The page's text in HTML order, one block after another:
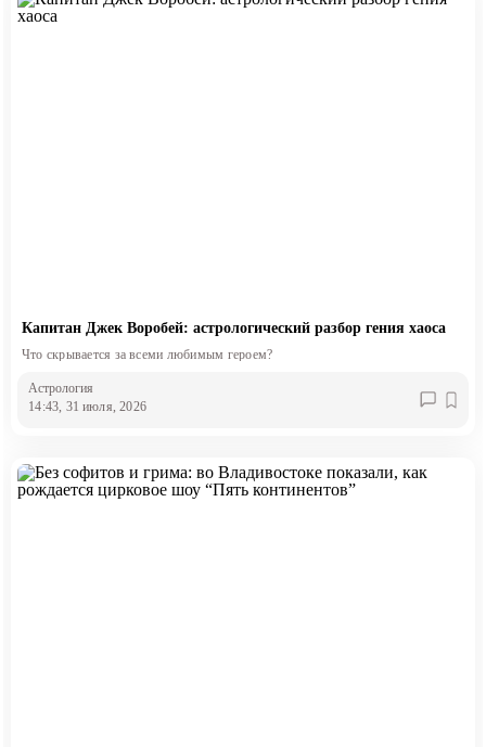
Капитан Джек Воробей: астрологический разбор гения хаоса
Что скрывается за всеми любимым героем?
Астрология
14:43, 31 июля, 2026